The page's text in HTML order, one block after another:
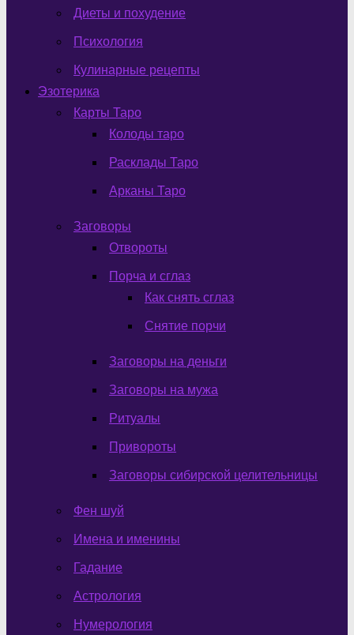
Диеты и похудение
Психология
Кулинарные рецепты
Эзотерика
Карты Таро
Колоды таро
Расклады Таро
Арканы Таро
Заговоры
Отвороты
Порча и сглаз
Как снять сглаз
Снятие порчи
Заговоры на деньги
Заговоры на мужа
Ритуалы
Привороты
Заговоры сибирской целительницы
Фен шуй
Имена и именины
Гадание
Астрология
Нумерология